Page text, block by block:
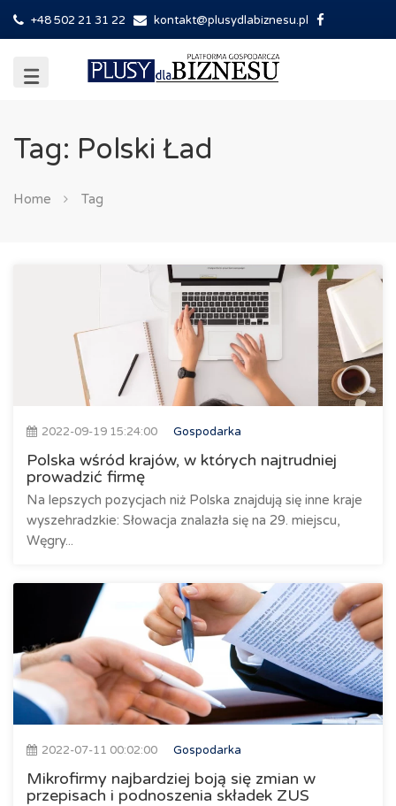
+48 502 21 31 22 kontakt@plusydlabiznesu.pl
Tag: Polski Ład
Home Tag
2022-09-19 15:24:00 Gospodarka
Polska wśród krajów, w których najtrudniej
prowadzić firmę
Na lepszych pozycjach niż Polska znajdują się inne kraje
wyszehradzkie: Słowacja znalazła się na 29. miejscu,
Węgry...
2022-07-11 00:02:00 Gospodarka
Mikrofirmy najbardziej boją się zmian w
przepisach i podnoszenia składek ZUS